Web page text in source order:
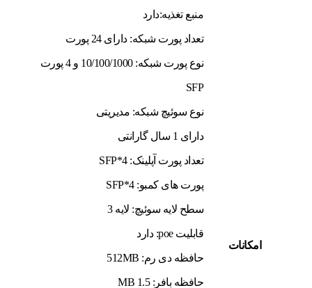
امکانات
منبع تغذیه:دارد
تعداد پورت شبکه: دارای 24 پورت
نوع پورت شبکه: 10/100/1000 و 4 پورت
SFP
نوع سوئیچ شبکه: مدیریتی
دارای 1 سال گارانتی
تعداد پورت آپلینک: 4*SFP
پورت های کمبو: 4*SFP
سطح لایه سوئیچ: لایه 3
قابلیت poe: دارد
حافظه دی رم: 512MB
حافظه بافر: 1.5 MB